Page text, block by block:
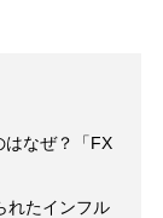
はなぜ？「FX
れたインフル